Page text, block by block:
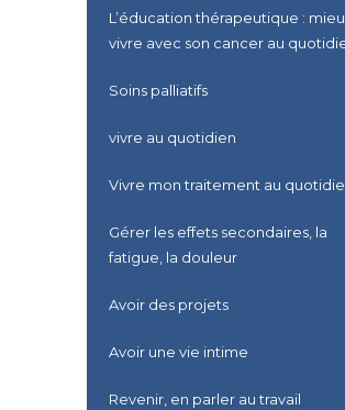
L’éducation thérapeutique :
vivre avec son cancer au
Soins palliatifs
vivre au quotidien
Vivre mon traitement au
Gérer les effets secondaires, la
fatigue, la douleur
Avoir des projets
Avoir une vie intime
Revenir, en parler au travail